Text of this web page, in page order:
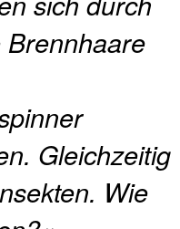
Brennhaare
Gleichzeitig
Wie